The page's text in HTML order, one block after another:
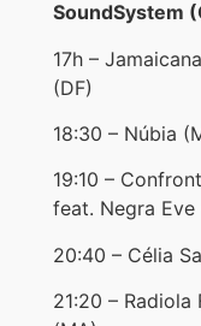
SoundSystem
17h –
(DF)
18:30 – Núbia
19:10 –
feat. Negra Eve
20:40 – Célia
21:20 – Radiola